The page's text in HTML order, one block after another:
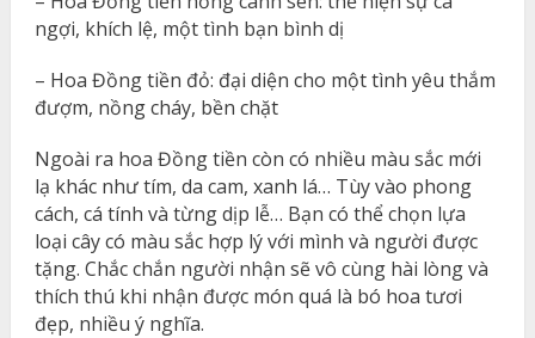
ngợi, khích lệ, một tình bạn bình dị
– Hoa Đồng tiền đỏ: đại diện cho một tình yêu thắm
đượm, nồng cháy, bền chặt
Ngoài ra hoa Đồng tiền còn có nhiều màu sắc mới
lạ khác như tím, da cam, xanh lá… Tùy vào phong
cách, cá tính và từng dịp lễ… Bạn có thể chọn lựa
loại cây có màu sắc hợp lý với mình và người được
tặng. Chắc chắn người nhận sẽ vô cùng hài lòng và
thích thú khi nhận được món quá là bó hoa tươi
đẹp, nhiều ý nghĩa.